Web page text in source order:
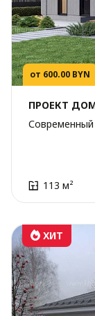
от 600.00 BYN
ПРОЕКТ
113 м²
ХИТ